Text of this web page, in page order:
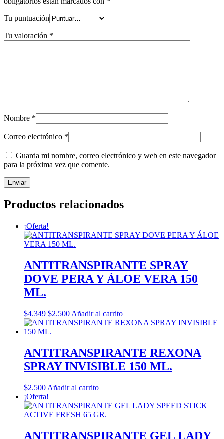
Tu puntuación
Tu valoración *
Nombre *
Correo electrónico *
Guarda mi nombre, correo electrónico y web en este navegador
para la próxima vez que comente.
Productos relacionados
¡Oferta!
ANTITRANSPIRANTE SPRAY
DOVE PERA Y ÁLOE VERA 150
ML.
$4.349 El
precio
original
$4.349.
$2.500El
precio
$2.500.
Añadir al carrito
ANTITRANSPIRANTE REXONA
SPRAY INVISIBLE 150 ML.
$2.500 Añadir al carrito
¡Oferta!
ANTITRANSPIRANTE GEL LADY